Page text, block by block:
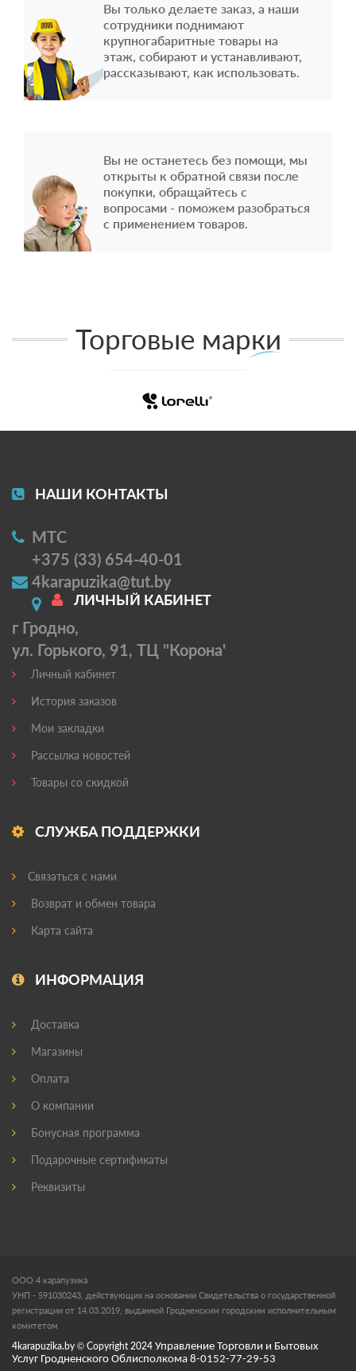
Вы только делаете заказ, а наши
сотрудники поднимают
крупногабаритные товары на
этаж, собирают и устанавливают,
рассказывают, как использовать.
Вы не останетесь без помощи, мы
открыты к обратной связи после
покупки, обращайтесь с
вопросами - поможем разобраться
с применением товаров.
Торговые марки
НАШИ КОНТАКТЫ
МТС
+375 (33) 654-40-01
4karapuzika@tut.by
г Гродно,
ул. Горького, 91, ТЦ "Корона'
ЛИЧНЫЙ КАБИНЕТ
Личный кабинет
История заказов
Мои закладки
Рассылка новостей
Товары со скидкой
СЛУЖБА ПОДДЕРЖКИ
Связаться с нами
Возврат и обмен товара
Карта сайта
ИНФОРМАЦИЯ
Доставка
Магазины
Оплата
О компании
Бонусная программа
Подарочные сертификаты
Реквизиты
ООО 4 карапузика
УНП - 591030243, действующих на основании Свидетельства о государственной
регистрации от 14.03.2019, выданной Гродненским городским исполнительным
комитетом
4karapuzika.by © Copyright 2024 Управление Торговли и Бытовых
Услуг Гродненского Облисполкома 8-0152-77-29-53